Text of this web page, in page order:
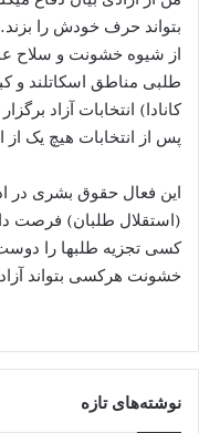
بتواند حرف خودش را
از شیوه خشونت و سلاح
طلبی مناطق اسکاتلند و
کانادا) انتخابات آزاد
پس از انتخابات هیچ یک از
این فعال حقوق بشری در
(استقلال طلبان) فرصت
کسی تجزیه طلبها را
خشونت هرکسی بتواند
نوشته‌های تازه